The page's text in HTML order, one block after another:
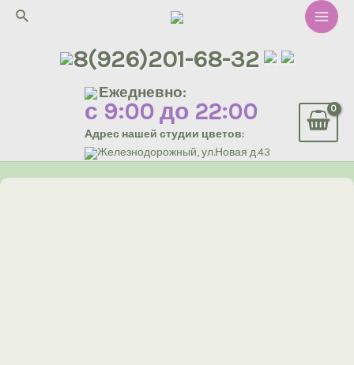
Перейти
Поиск
Main
8(926)201-68-32
Ежедневно:
с 9:00 до 22:00
Адрес нашей студии цветов:
Железнодорожный, ул.Новая д.43